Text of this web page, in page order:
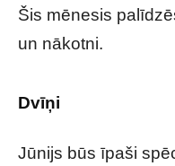
Šis mēnesis
un nākotni.
Dvīņi
Jūnijs būs īpaši